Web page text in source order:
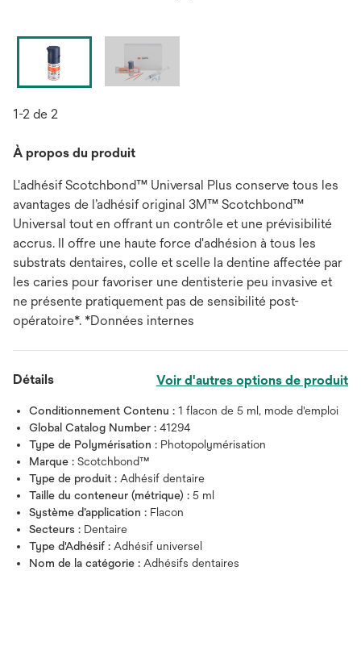
1-2 de 2
À propos du produit
L'adhésif Scotchbond™ Universal Plus conserve tous les
avantages de l’adhésif original 3M™ Scotchbond™
Universal tout en offrant un contrôle et une prévisibilité
accrus. Il offre une haute force d'adhésion à tous les
substrats dentaires, colle et scelle la dentine affectée par
les caries pour favoriser une dentisterie peu invasive et
ne présente pratiquement pas de sensibilité post-
opératoire*. *Données internes
Détails Voir d'autres options de produit
Conditionnement Contenu : 1 flacon de 5 ml, mode d'emploi
Global Catalog Number : 41294
Type de Polymérisation : Photopolymérisation
Marque : Scotchbond™
Type de produit : Adhésif dentaire
Taille du conteneur (métrique) : 5 ml
Système d’application : Flacon
Secteurs : Dentaire
Type d'Adhésif : Adhésif universel
Nom de la catégorie : Adhésifs dentaires